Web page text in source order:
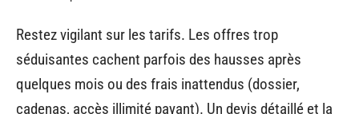
Restez vigilant sur les tarifs. Les offres trop
séduisantes cachent parfois des hausses après
quelques mois ou des frais inattendus (dossier,
cadenas, accès illimité payant). Un devis détaillé et la